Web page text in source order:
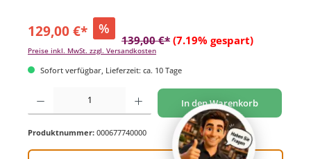
129,00 €* %
139,00 €* (7.19% gespart)
Preise inkl. MwSt. zzgl. Versandkosten
Sofort verfügbar, Lieferzeit: ca. 10 Tage
Produkt Anzahl: Gib den gewünschten Wert ein oder benutze die Schaltflächen um
In den Warenkorb
Produktnummer: 000677740000